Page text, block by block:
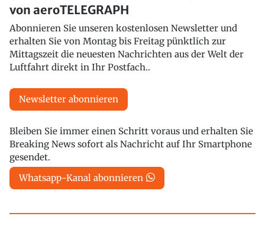
von aeroTELEGRAPH
Abonnieren Sie unseren kostenlosen Newsletter und
erhalten Sie von Montag bis Freitag pünktlich zur
Mittagszeit die neuesten Nachrichten aus der Welt der
Luftfahrt direkt in Ihr Postfach..
Newsletter abonnieren
Bleiben Sie immer einen Schritt voraus und erhalten Sie
Breaking News sofort als Nachricht auf Ihr Smartphone
gesendet.
Whatsapp-Kanal abonnieren